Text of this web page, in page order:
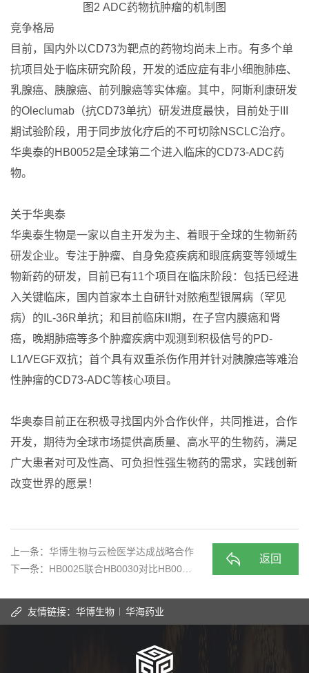
图2 ADC药物抗肿瘤的机制图
竞争格局
目前，国内外以CD73为靶点的药物均尚未上市。有多个单
抗项目处于临床研究阶段，开发的适应症有非小细胞肺癌、
乳腺癌、胰腺癌、前列腺癌等实体瘤。其中，阿斯利康研发
的Oleclumab（抗CD73单抗）研发进度最快，目前处于III
期试验阶段，用于同步放化疗后的不可切除NSCLC治疗。
华奥泰的HB0052是全球第二个进入临床的CD73-ADC药
物。
关于华奥泰
华奥泰生物是一家以自主开发为主、着眼于全球的生物新药
研发企业。专注于肿瘤、自身免疫疾病和眼底病变等领域生
物新药的研发，目前已有11个项目在临床阶段：包括已经进
入关键临床，国内首家本土自研针对脓疱型银屑病（罕见
病）的IL-36R单抗；和目前临床II期，在子宫内膜癌和肾
癌，晚期肺癌等多个肿瘤疾病中观测到积极信号的PD-
L1/VEGF双抗；首个具有双重杀伤作用并针对胰腺癌等难治
性肿瘤的CD73-ADC等核心项目。
华奥泰目前正在积极寻找国内外合作伙伴，共同推进，合作
开发，期待为全球市场提供高质量、高水平的生物药，满足
广大患者对可及性高、可负担性强生物药的需求，实践创新
改变世界的愿景！
上一条： 华博生物与云检医学达成战略合作
下一条： HB0025联合HB0030对比HB00…
返回
友情链接： 华博生物 华海药业